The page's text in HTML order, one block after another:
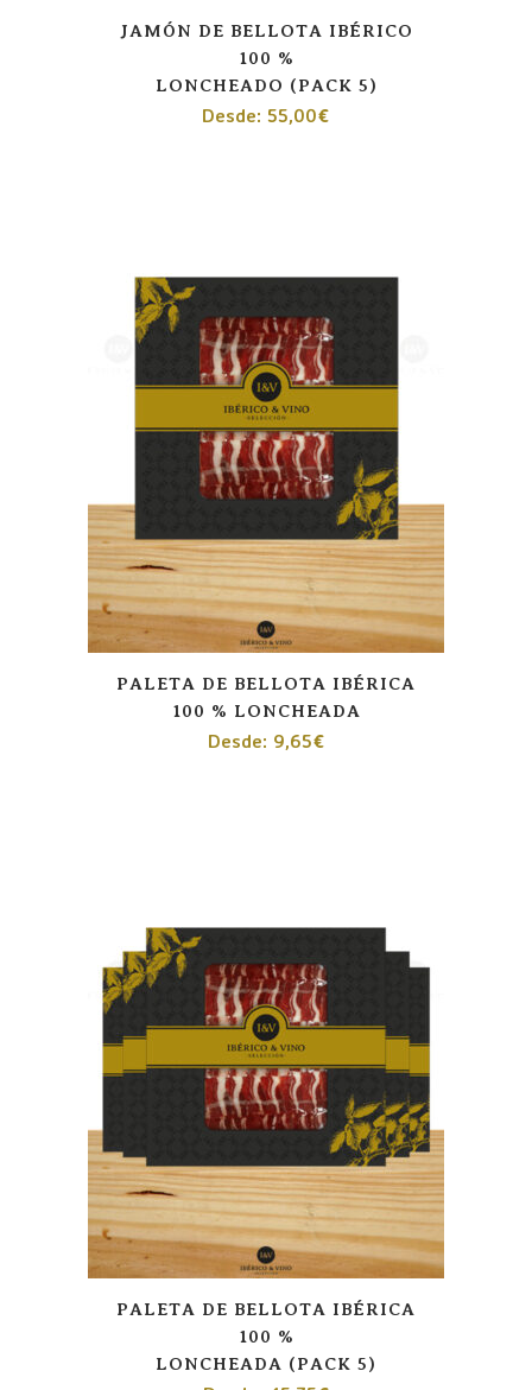
JAMÓN DE BELLOTA IBÉRICO
100 %
LONCHEADO (PACK 5)
Desde: 55,00€
PALETA DE BELLOTA IBÉRICA
100 % LONCHEADA
Desde: 9,65€
PALETA DE BELLOTA IBÉRICA
100 %
LONCHEADA (PACK 5)